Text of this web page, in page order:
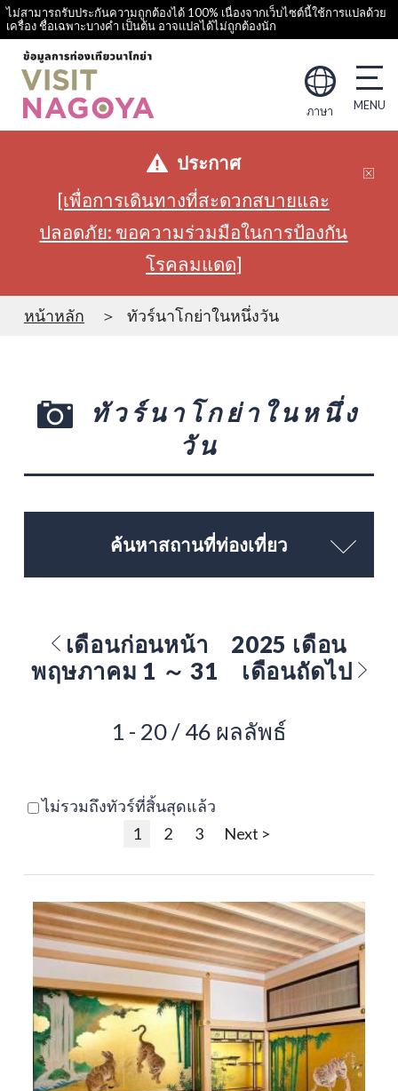
ไม่สามารถรับประกันความถูกต้องได้ 100% เนื่องจากเว็บไซต์นี้ใช้การแปลด้วย
เครื่อง ชื่อเฉพาะบางคำ เป็นต้น อาจแปลได้ไม่ถูกต้องนัก
ภาษา
ประกาศ
[เพื่อการเดินทางที่สะดวกสบายและ
ปลอดภัย: ขอความร่วมมือในการป้องกัน
โรคลมแดด]
หน้าหลัก ทัวร์นาโกย่าในหนึ่งวัน
ทัวร์นาโกย่าในหนึ่ง
วัน
ค้นหาสถานที่ท่องเที่ยว
เดือนก่อนหน้า
2025 เดือน
พฤษภาคม 1 ～ 31
เดือนถัดไป
1 - 20 / 46 ผลลัพธ์
ไม่รวมถึงทัวร์ที่สิ้นสุดแล้ว
1
2 3 Next >